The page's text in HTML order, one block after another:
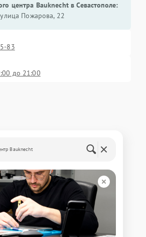
центра Bauknecht в Севастополе:
улица Пожарова, 22
83
до 21:00
Bauknecht